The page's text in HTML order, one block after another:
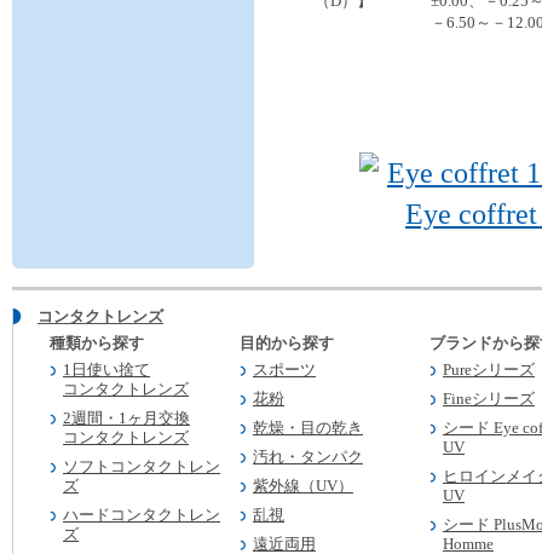
－6.50～－
コンタクトレンズ
種類から探す
1日使い捨て
コンタクトレンズ
2週間・1ヶ月交換
コンタクトレンズ
ソフトコンタクトレン
ズ
ハードコンタクトレン
ズ
目的から探す
スポーツ
花粉
乾燥・目の乾き
汚れ・タンパク
紫外線（UV）
乱視
遠近両用
ブランドから
Pureシリーズ
Fineシリーズ
シード Eye
UV
ヒロインメイ
UV
シード
Homme